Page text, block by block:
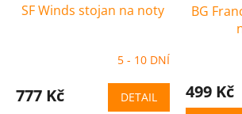
SF Winds stojan na noty
5 - 10 DNÍ
777 Kč DETAIL
BG
499 Kč